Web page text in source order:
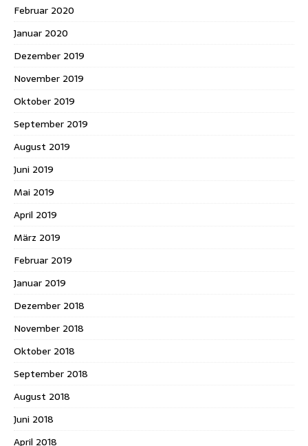
Februar 2020
Januar 2020
Dezember 2019
November 2019
Oktober 2019
September 2019
August 2019
Juni 2019
Mai 2019
April 2019
März 2019
Februar 2019
Januar 2019
Dezember 2018
November 2018
Oktober 2018
September 2018
August 2018
Juni 2018
April 2018